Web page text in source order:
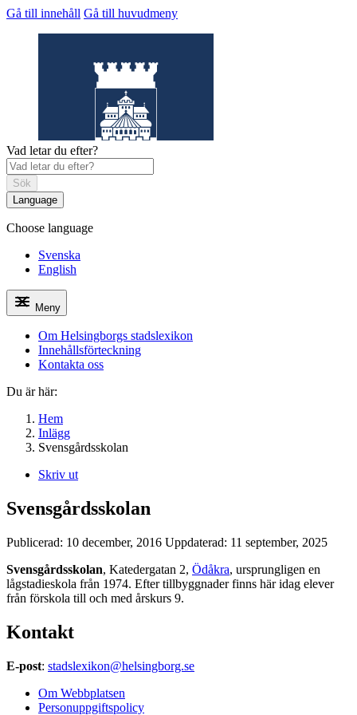
Gå till innehåll Gå till huvudmeny
Helsingborgs stadslexikon
Vad letar du efter?
Sök
Language
Choose language
Svenska
English
Meny
Om Helsingborgs stadslexikon
Innehållsförteckning
Kontakta oss
Du är här:
Hem
Inlägg
Svensgårdsskolan
Skriv ut
Svensgårdsskolan
Publicerad: 10 december, 2016 Uppdaterad: 11 september, 2025
Svensgårdsskolan, Katedergatan 2, Ödåkra, ursprungligen en
lågstadieskola från 1974. Efter tillbyggnader finns här idag elever
från förskola till och med årskurs 9.
Kontakt
E-post: stadslexikon@helsingborg.se
Om Webbplatsen
Personuppgiftspolicy